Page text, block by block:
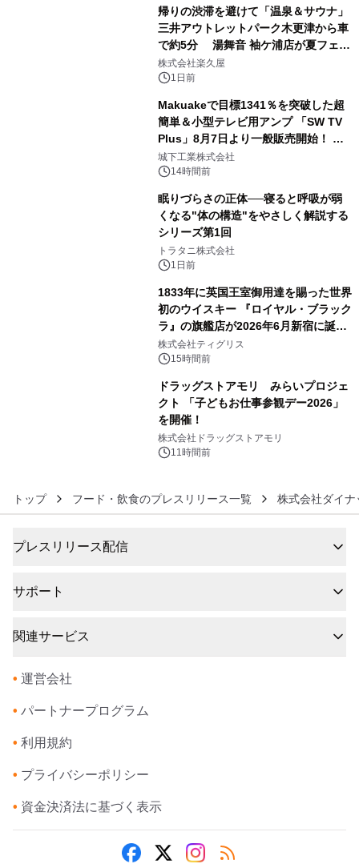
帰りの渋滞を避けて「温泉＆サウナ」
三井アウトレットパーク木更津から車
で約5分 湯舞音 袖ケ浦店が夏フェア
メニューを提供
株式会社楽久屋
1日前
Makuakeで目標1341％を突破した超
簡単＆小型テレビ用アンプ 「SW TV
Plus」8月7日より一般販売開始！ ケ
ーブル1本つなぐだけ、テレビの音が
ぐっと豊かに
城下工業株式会社
14時間前
眠りづらさの正体──寝ると呼吸が弱
くなる"体の構造"をやさしく解説する
シリーズ第1回
トラタニ株式会社
1日前
1833年に英国王室御用達を賜った世界
初のウイスキー 『ロイヤル・ブラック
ラ』の旗艦店が2026年6月新宿に誕
生 バカルディ ジャパンと連携した
没入型バー「BAR Arca」
株式会社ティグリス
15時間前
ドラッグストアモリ みらいプロジェ
クト 「子どもお仕事参観デー2026」
を開催！
株式会社ドラッグストアモリ
11時間前
トップ フード・飲食のプレスリリース一覧 株式会社ダイナ
プレスリリース配信
サポート
関連サービス
• 運営会社
• パートナープログラム
• 利用規約
• プライバシーポリシー
• 資金決済法に基づく表示